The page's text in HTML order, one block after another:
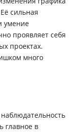
сильная
умение
проявляет себя
проектах.
много
главное в